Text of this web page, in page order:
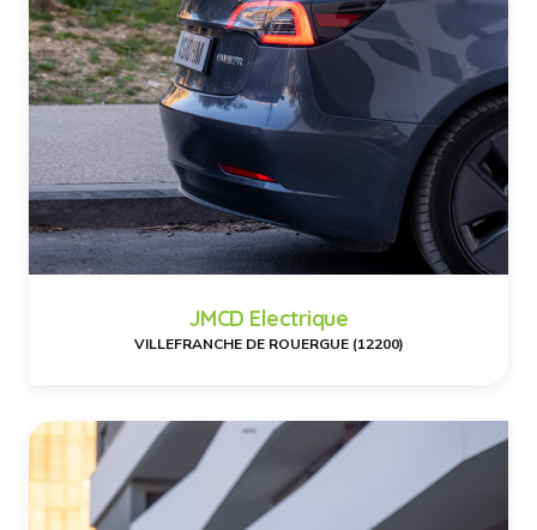
JMCD Electrique
VILLEFRANCHE DE ROUERGUE (12200)